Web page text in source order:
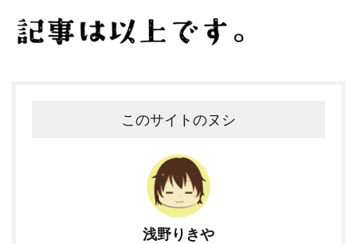
このサイトのヌシ
浅野りきや